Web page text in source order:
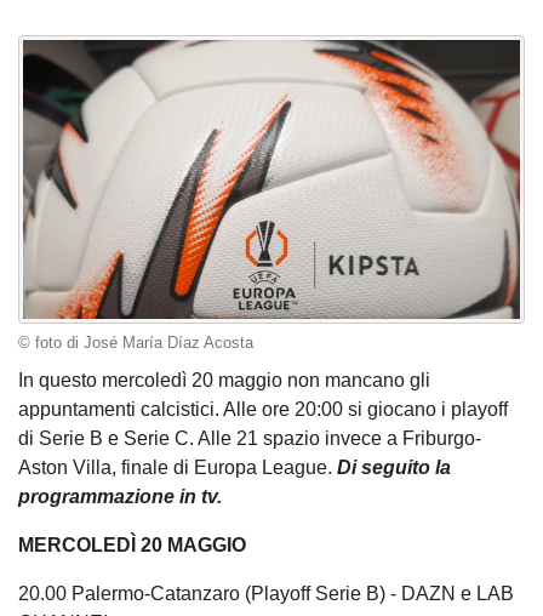
© foto di José María Díaz Acosta
In questo mercoledì 20 maggio non mancano gli
appuntamenti calcistici. Alle ore 20:00 si giocano i playoff
di Serie B e Serie C. Alle 21 spazio invece a Friburgo-
Aston Villa, finale di Europa League. Di seguito la
programmazione in tv.
MERCOLEDÌ 20 MAGGIO
20.00 Palermo-Catanzaro (Playoff Serie B) - DAZN e LAB